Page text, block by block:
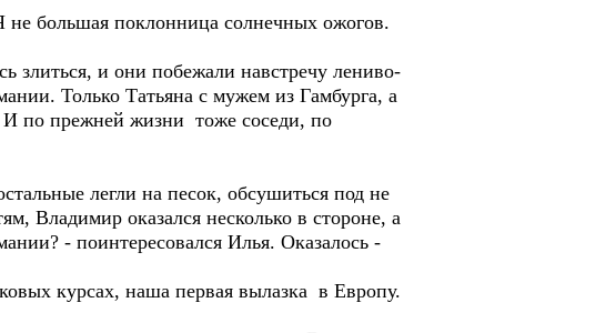
не большая поклонница солнечных ожогов.
злиться, и они побежали навстречу лениво-
Только Татьяна с мужем из Гамбурга, а
И по прежней жизни тоже соседи, по
легли на песок, обсушиться под не
Владимир оказался несколько в стороне, а
- поинтересовался Илья. Оказалось -
курсах, наша первая вылазка в Европу.